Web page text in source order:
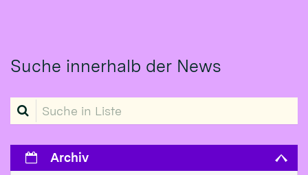
Suche innerhalb der News
Suche in Liste
Archiv